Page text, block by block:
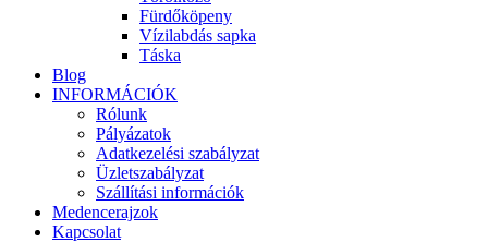
Fürdőköpeny
Vízilabdás sapka
Táska
Blog
INFORMÁCIÓK
Rólunk
Pályázatok
Adatkezelési szabályzat
Üzletszabályzat
Szállítási információk
Medencerajzok
Kapcsolat